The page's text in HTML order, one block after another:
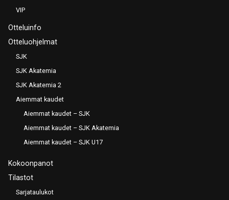
VIP
Otteluinfo
Otteluohjelmat
SJK
SJK Akatemia
SJK Akatemia 2
Aiemmat kaudet
Aiemmat kaudet – SJK
Aiemmat kaudet – SJK Akatemia
Aiemmat kaudet – SJK U17
Kokoonpanot
Tilastot
Sarjataulukot